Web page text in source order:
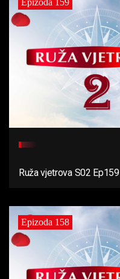
Epizoda 159
Ruža vjetrova S02 Ep159
Epizoda 158